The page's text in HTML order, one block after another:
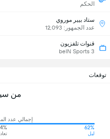
الحكم
ستاد بيير موروي
عدد الجمهور: 12,093
قنوات تلفزيون
beIN Sports 3
توقعات
من
إجمالي عدد
62%
ليل